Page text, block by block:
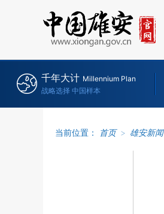
千年大计 Millennium Plan
战略选择 中国样本
当前位置： 首页 > 雄安新闻